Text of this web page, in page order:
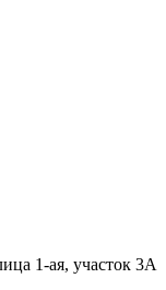
1-ая, участок 3А